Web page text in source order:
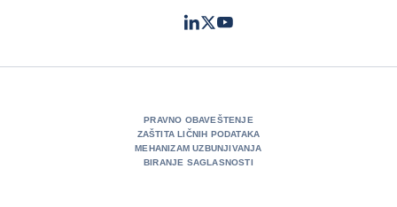
LinkedIn
TwitterYoutube
PRAVNO OBAVEŠTENJE
ZAŠTITA LIČNIH PODATAKA
MEHANIZAM UZBUNJIVANJA
BIRANJE SAGLASNOSTI